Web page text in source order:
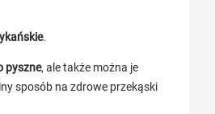
.
pyszne, ale także można je
sposób na zdrowe przekąski